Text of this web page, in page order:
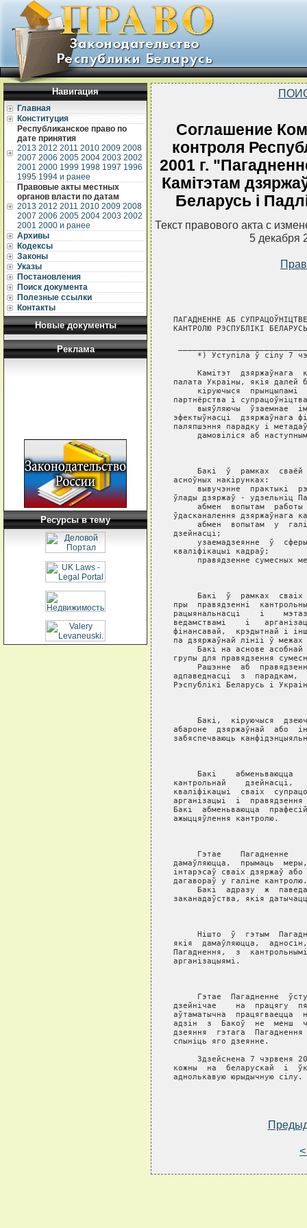
Навигация
Главная
Конституция
Республиканское право по
дате принятия
2013 2012 2011 2010 2009 2008
2007 2006 2005 2004 2003 2002
2001 2000 1999 1998 1997 1996
1995 1994 и ранее
Правовые акты местных
органов власти по датам
2013 2012 2011 2010 2009 2008
2007 2006 2005 2004 2003 2002
2001 2000 и ранее
Архивы
Кодексы
Законы
Указы
Постановления
Поиск документа
Полезные ссылки
Контакты
Новые документы
Реклама
Ресурсы в тему
Соглашение
контроля
2001 г.
Камiтэтам
Беларусь i
Текст правового акта с
5 декабря
ПАГАДНЕННЕ АБ
КАНТРОЛЮ РЭСПУБЛIКI
*) Уступiла ў сiлу 7
Камiтэт  дзяржаўнага
палата Украiны, якiя далей
кiруючыся  прынцыпамi
партнёрства i
выяўляючы  ўзаемнае
эфектыўнасцi  дзяржаўнага
паляпшэння парадку i
дамовiлiся аб
Бакi  ў  рамках
асноўных накiрунках:
вывучэнне  практыкi
ўлады дзяржаў - удзельнiц
абмен  вопытам
ўдасканалення дзяржаўнага
абмен  вопытам  у
дзейнасцi;
узаемадзеянне  ў
квалiфiкацыi кадраў;
правядзенне сумесных
Бакi  ў  рамках
пры  правядзеннi
рацыянальнасцi    i
ведамствамi    i
фiнансавай,  крэдытнай i
па дзяржаўнай лiнii ў межах
Бакi на аснове
групы для правядзення
Рашэнне  аб
адпаведнасцi  з  парадкам,
Рэспублiкi Беларусь i
Бакi,  кiруючыся
абароне  дзяржаўнай  або
забяспечваюць
Бакi    абменьваюцца
кантрольнай    дзейнасцi,
квалiфiкацыi  cваiх
арганiзацыi  i  правядзення
Бакi  абменьваюцца
ажыццяўлення кантролю.
Гэтае    Пагадненне
дамаўляюцца,  прымаць
iнтарэсаў сваiх дзяржаў або
дагавораў у галiне кантролю.
Бакi  адразу  ж
заканадаўства, якiя
Нiшто  ў  гэтым
якiя  дамаўляюцца,
Пагаднення,  з
арганiзацыямi.
Гэтае  Пагадненне
дзейнiчае    на  працягу
аўтаматычна  працягваецца
адзiн  з  Бакоў  не  менш
дзеяння  гэтага
спынiць яго дзеянне.
Здзейснена 7 чэрвеня
кожны  на  беларускай  i
аднолькавую юрыдычную сiлу.